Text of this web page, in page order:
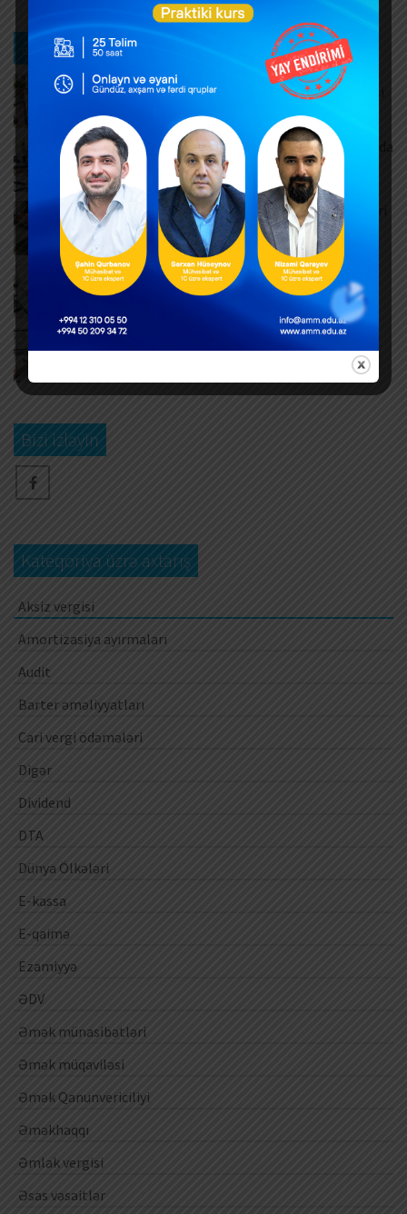
Ən son xəbərlər
Müntəzəm və daimi xidmətlərin rəsmiləşdirilməsi
Məşğulluq Strategiyası 2026–2030: Əmək bazarında
yeni hədəflər
AUGUST 6, 2026
ƏDV ödəyicilərinə mühüm yenilik – Bəyannamələri
vergi orqanı özü dolduracaq
AUGUST 6, 2026
Hər yeni invoys üzrə ayrıca DTA-03 ərizəsi təqdim
edilməlidirmi?
Dövlət mülkiyyətində olan əsas vəsaitlərin
verilməsi qaydası dəyişib
Bizi izləyin
Kateqoriya üzrə axtarış
Aksiz vergisi
Amortizasiya ayırmaları
Audit
Barter əməliyyatları
Cari vergi ödəmələri
Digər
Dividend
DTA
Dünya Ölkələri
E-kassa
E-qaimə
Ezamiyyə
ƏDV
Əmək münasibətləri
Əmək müqaviləsi
Əmək Qanunvericiliyi
Əməkhaqqı
Əmlak vergisi
Əsas vəsaitlər